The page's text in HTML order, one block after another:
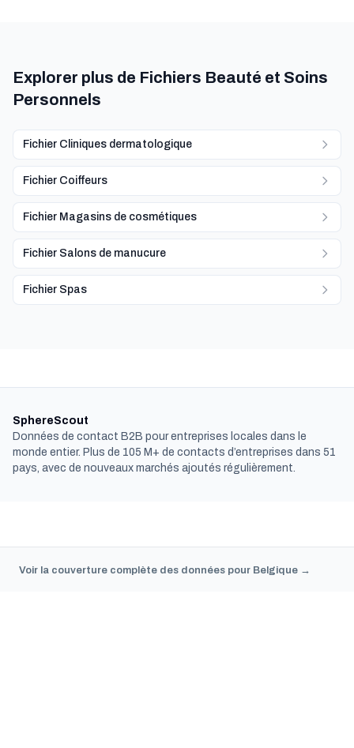
Explorer plus de Fichiers Beauté et Soins
Personnels
Fichier Cliniques dermatologique
Fichier Coiffeurs
Fichier Magasins de cosmétiques
Fichier Salons de manucure
Fichier Spas
SphereScout
Données de contact B2B pour entreprises locales dans le
monde entier. Plus de 105 M+ de contacts d’entreprises dans 51
pays, avec de nouveaux marchés ajoutés régulièrement.
Voir la couverture complète des données pour Belgique →